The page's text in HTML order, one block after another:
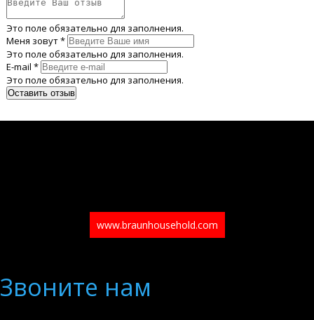
Это поле обязательно для заполнения.
Меня зовут *
Это поле обязательно для заполнения.
E-mail *
Это поле обязательно для заполнения.
www.braunhousehold.com
Звоните нам